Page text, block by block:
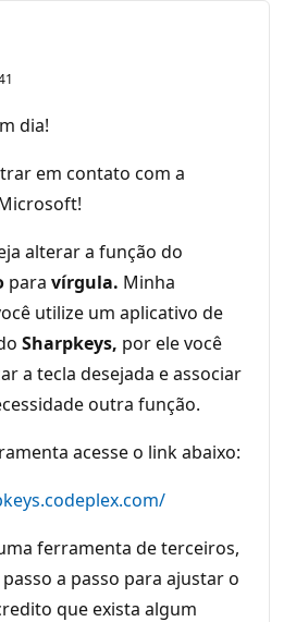
dia!
em contato com a
alterar a função do
para vírgula. Minha
utilize um aplicativo de
Sharpkeys, por ele você
a tecla desejada e associar
outra função.
acesse o link abaixo:
ferramenta de terceiros,
a passo para ajustar o
que exista algum